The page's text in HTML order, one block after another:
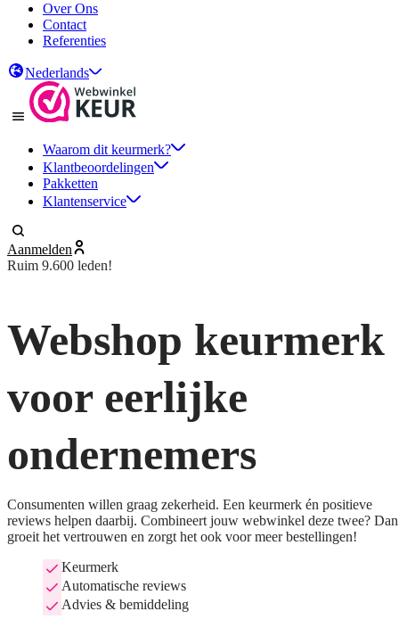
Over Ons
Contact
Referenties
Nederlands
Waarom dit keurmerk?
Klantbeoordelingen
Pakketten
Klantenservice
Aanmelden
Ruim 9.600 leden!
Webshop keurmerk
voor eerlijke
ondernemers
Consumenten willen graag zekerheid. Een keurmerk én positieve
reviews helpen daarbij. Combineert jouw webwinkel deze twee? Dan
groeit het vertrouwen en zorgt het ook voor meer bestellingen!
Keurmerk
Automatische reviews
Advies & bemiddeling